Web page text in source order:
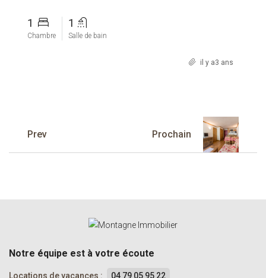
1
Chambre
1
Salle de bain
il y a3 ans
Prev Prochain
Notre équipe est à votre écoute
Locations de vacances : 04 79 05 95 22